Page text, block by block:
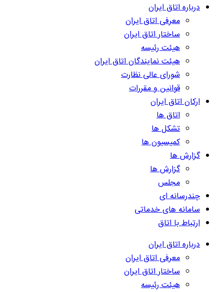
درباره اتاق ایران
معرفی اتاق ایران
ساختار اتاق ایران
هیئت رئیسه
هیئت نمایندگان اتاق ایران
شورای عالی نظارت
قوانین و مقررات
ارکان اتاق ایران
اتاق ها
تشکل ها
کمیسیون ها
گزارش ها
گزارش ها
مجلس
چندرسانه ای
سامانه های خدماتی
ارتباط با اتاق
درباره اتاق ایران
معرفی اتاق ایران
ساختار اتاق ایران
هیئت رئیسه